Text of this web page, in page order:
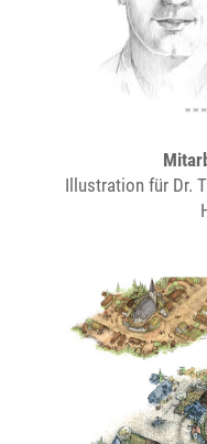
Illustration für Dr.